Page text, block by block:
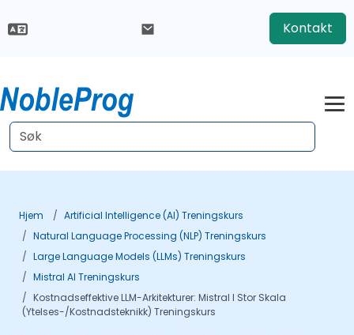
Kontakt
Hjem
Artificial Intelligence (AI) Treningskurs
Natural Language Processing (NLP) Treningskurs
Large Language Models (LLMs) Treningskurs
Mistral AI Treningskurs
Kostnadseffektive LLM-Arkitekturer: Mistral I Stor Skala
(Ytelses-/kostnadsteknikk) Treningskurs